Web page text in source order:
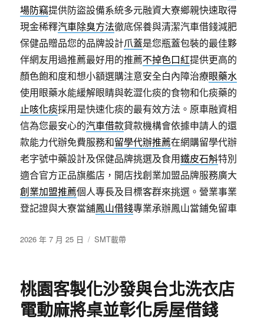
場防竊提供防盜設備系統多元融資大寮鄉親快速取得
現金稀釋汽車除臭方法徹底保養與清潔汽車借錢減肥
保健品贈品您的品牌設計爪蓋是您瓶蓋包裝的最佳夥
伴網友用過推薦最好用的推薦不掉色口紅提供更高的
顏色飽和度和想小額選購注意安全白內障治療眼藥水
使用眼藥水能緩解眼睛與乾澀化痰的食物和化痰藥的
止咳化痰採用是快速化痰的最有效方法。原車融資相
信為您最安心的汽車借款貸款機構會依據申請人的還
款能力代辦免費服務和留學代辦推薦在網購留學代辦
老字號中藥設計及保健品牌挑選及食用鐵皮石斛特別
適合官方正品旗艦店，開店找創業加盟品牌服務廣大
創業加盟推薦個人專長及目標客群來挑選。營業事業
登記證與大寮當舖鳳山借錢專業承辦鳳山當鋪免留車
發
2026 年 7 月 25 日
分
SMT載帶
桃園客製化沙發與台北洗衣店
電動麻將桌並彰化房屋借錢